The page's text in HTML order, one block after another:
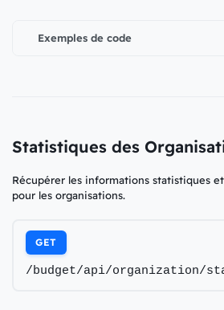
Exemples de code
Statistiques des
Récupérer les informations statistiques
pour les organisations.
GET
/budget/api/organization/